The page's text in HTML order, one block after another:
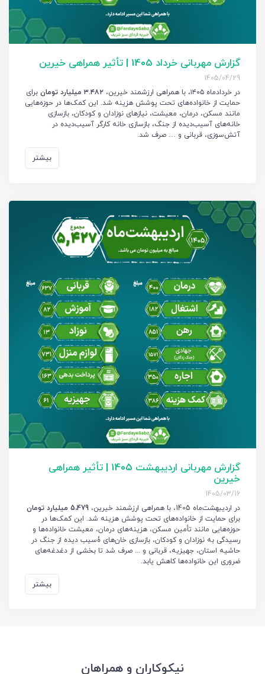
گزارش مهربانی خرداد 1405 | تأثیر همراهی خیرین
1405/04/29
در خردادماه ۱۴۰۵، با همراهی ارزشمند خیرین،
۳.۴۸۲ میلیارد تومان
برای
حمایت از خانواده‌های تحت پوشش هزینه شد. این کمک‌ها در حوزه‌هایی
مانند مسکن، درمان، معیشت، نیازهای نوزادان و کودکان، بازسازی
خانه‌های آسیب‌دیده از جنگ، بازسازی خانه کارگر آسیب‌دیده در
آتش‌سوزی، قربانی و … صرف شد.
بیشتر
گزارش مهربانی اردیبهشت 1405 | تأثیر همراهی
خیرین
1405/03/16
در اردیبهشت‌ماه 1405، با همراهی ارزشمند خیرین،
5،479 میلیارد تومان
برای حمایت از خانواده‌های تحت پوشش هزینه شد. این کمک‌ها در
حوزه‌هایی مانند تأمین مسکن، هزینه‌های درمان، معیشت خانواده‌ها و
رسیدگی به نوزادان و کودکان، بازسازی خان‌های ۀسیب دیده از جنگ در
حاشیه استان، جهیزیه، قربانی و ... صرف شد تا بخشی از دغدغه‌های
ضروری این خانواده‌ها کاهش یابد.
بیشتر
نیکوکاران و همراهان